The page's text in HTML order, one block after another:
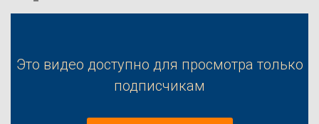
Это видео доступно для просмотра только
подписчикам